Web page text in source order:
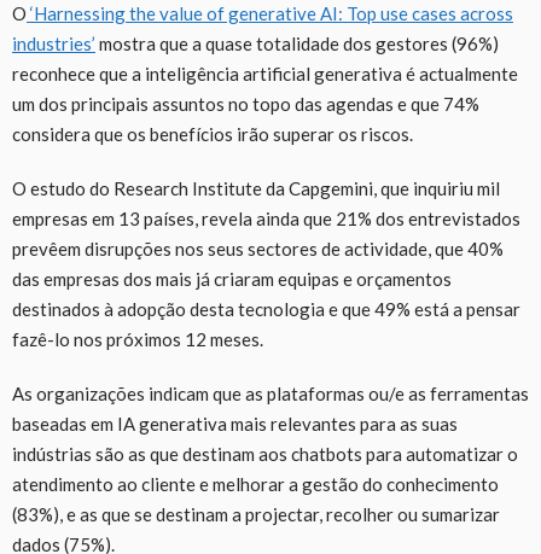
O ‘Harnessing the value of generative AI: Top use cases across
industries’ mostra que a quase totalidade dos gestores (96%)
reconhece que a inteligência artificial generativa é actualmente
um dos principais assuntos no topo das agendas e que 74%
considera que os benefícios irão superar os riscos.
O estudo do Research Institute da Capgemini, que inquiriu mil
empresas em 13 países, revela ainda que 21% dos entrevistados
prevêem disrupções nos seus sectores de actividade, que 40%
das empresas dos mais já criaram equipas e orçamentos
destinados à adopção desta tecnologia e que 49% está a pensar
fazê-lo nos próximos 12 meses.
As organizações indicam que as plataformas ou/e as ferramentas
baseadas em IA generativa mais relevantes para as suas
indústrias são as que destinam aos chatbots para automatizar o
atendimento ao cliente e melhorar a gestão do conhecimento
(83%), e as que se destinam a projectar, recolher ou sumarizar
dados (75%).